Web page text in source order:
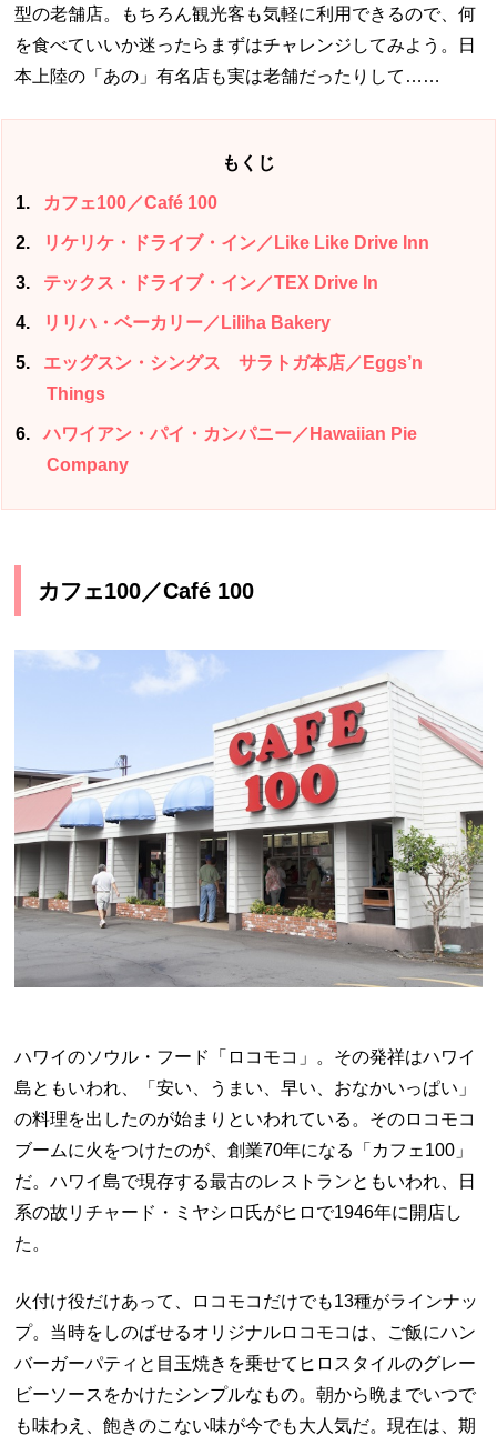
型の老舗店。もちろん観光客も気軽に利用できるので、何
を食べていいか迷ったらまずはチャレンジしてみよう。日
本上陸の「あの」有名店も実は老舗だったりして……
もくじ
1 カフェ100／Café 100
2 リケリケ・ドライブ・イン／Like Like Drive Inn
3 テックス・ドライブ・イン／TEX Drive In
4 リリハ・ベーカリー／Liliha Bakery
5
エッグスン・シングス サラトガ本店／Eggs’n
Things
6
ハワイアン・パイ・カンパニー／Hawaiian Pie
Company
カフェ100／Café 100
ハワイのソウル・フード「ロコモコ」。その発祥はハワイ
島ともいわれ、「安い、うまい、早い、おなかいっぱい」
の料理を出したのが始まりといわれている。そのロコモコ
ブームに火をつけたのが、創業70年になる「カフェ 100 」
だ。ハワイ島で現存する最古のレストランともいわれ、日
系の故リチャード・ミヤシロ氏がヒロで1946年に開店し
た。
火付け役だけあって、ロコモコだけでも13種がラインナッ
プ。当時をしのばせるオリジナルロコモコは、ご飯にハン
バーガーパティと目玉焼きを乗せてヒロスタイルのグレー
ビーソースをかけたシンプルなもの。朝から晩までいつで
も味わえ、飽きのこない味が今でも大人気だ。現在は、期